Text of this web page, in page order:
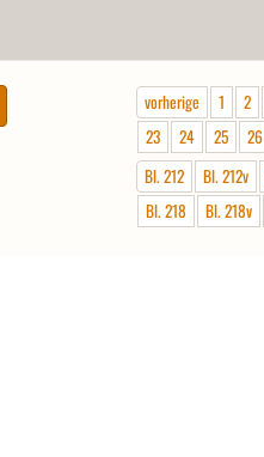
vorherige 1 2
23
24 25 26
Bl. 212
Bl. 212v
Bl. 218
Bl. 218v